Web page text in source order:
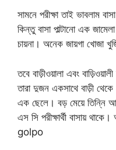
সামনে পরীক্ষা তাই ভাবলাম
কিন্তু বাসা পাল্টানো এক
চায়না। অনেক জায়গা খোজা
তবে বাড়ীওয়ালা এবং
তারা দুজন একসাথে বাড়ী থেকে
এক ছেলে। বড় মেয়ে তিন্নি
এস সি পরীক্ষার্থী বাসায়
golpo